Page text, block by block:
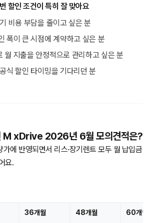
할인 조건이 특히 잘 맞아요
비용 부담을 줄이고 싶은 분
폭이 큰 시점에 계약하고 싶은 분
월 지출을 안정적으로 관리하고 싶은 분
식 할인 타이밍을 기다리던 분
M xDrive 2026년 6월 모의견적은?
에 반영되면서 리스·장기렌트 모두 월 납입금
요.
36개월 48개월 60개월